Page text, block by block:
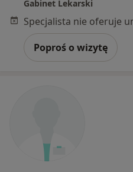
Gabinet Lekarski
Poproś o wizytę